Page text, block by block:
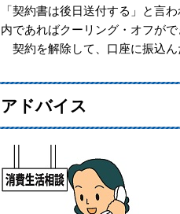
「契約書は後日送付する」と言
内であればクーリング・オフがで
契約を解除して、口座に振込ん
アドバイス